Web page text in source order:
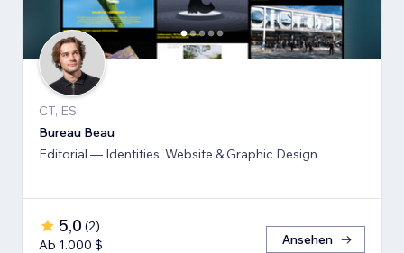
CT, ES
Bureau Beau
Editorial — Identities, Website & Graphic Design
5,0 (2)
Ab 1.000 $
Ansehen